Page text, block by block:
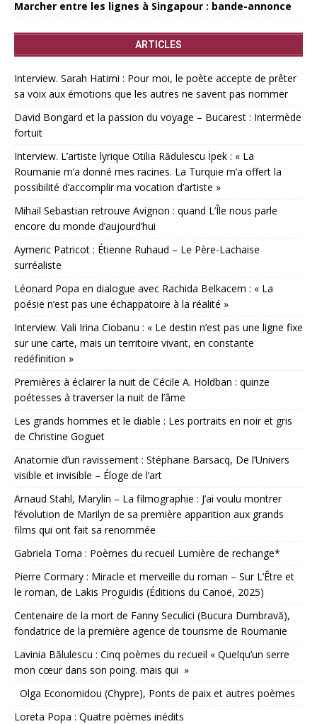
Marcher entre les lignes à Singapour : bande-annonce
ARTICLES
Interview. Sarah Hatimi : Pour moi, le poète accepte de prêter
sa voix aux émotions que les autres ne savent pas nommer
David Bongard et la passion du voyage – Bucarest : Intermède
fortuit
Interview. L’artiste lyrique Otilia Rădulescu İpek : « La
Roumanie m’a donné mes racines. La Turquie m’a offert la
possibilité d’accomplir ma vocation d’artiste »
Mihail Sebastian retrouve Avignon : quand L’Île nous parle
encore du monde d’aujourd’hui
Aymeric Patricot : Étienne Ruhaud – Le Père-Lachaise
surréaliste
Léonard Popa en dialogue avec Rachida Belkacem : « La
poésie n’est pas une échappatoire à la réalité »
Interview. Vali Irina Ciobanu : « Le destin n’est pas une ligne fixe
sur une carte, mais un territoire vivant, en constante
redéfinition »
Premières à éclairer la nuit de Cécile A. Holdban : quinze
poétesses à traverser la nuit de l’âme
Les grands hommes et le diable : Les portraits en noir et gris
de Christine Goguet
Anatomie d’un ravissement : Stéphane Barsacq, De l’Univers
visible et invisible – Éloge de l’art
Arnaud Stahl, Marylin – La filmographie : J’ai voulu montrer
l’évolution de Marilyn de sa première apparition aux grands
films qui ont fait sa renommée
Gabriela Toma : Poèmes du recueil Lumière de rechange*
Pierre Cormary : Miracle et merveille du roman – Sur L’Être et
le roman, de Lakis Proguidis (Éditions du Canoë, 2025)
Centenaire de la mort de Fanny Seculici (Bucura Dumbravă),
fondatrice de la première agence de tourisme de Roumanie
Lavinia Bălulescu : Cinq poèmes du recueil « Quelqu’un serre
mon cœur dans son poing. mais qui »
Olga Economidou (Chypre), Ponts de paix et autres poèmes
Loreta Popa : Quatre poèmes inédits